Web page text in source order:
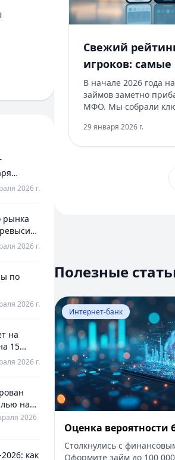
2026 г.
рынка
2026 г.
по
МСП
2026 г.
на
15
2026 г.
на
2026
как
Свежий
игроков:
компании в
В начале 2026 года
займов заметно
МФО. Мы собрали
ссылаясь на свежую
29 января 2026 г.
5
7
8
9
10
11
12
13
14
16
17
Полезные
Перейти к статье:
Интернет-банк
Оценка вероятности
Столкнулись с
Оформите займ до 100